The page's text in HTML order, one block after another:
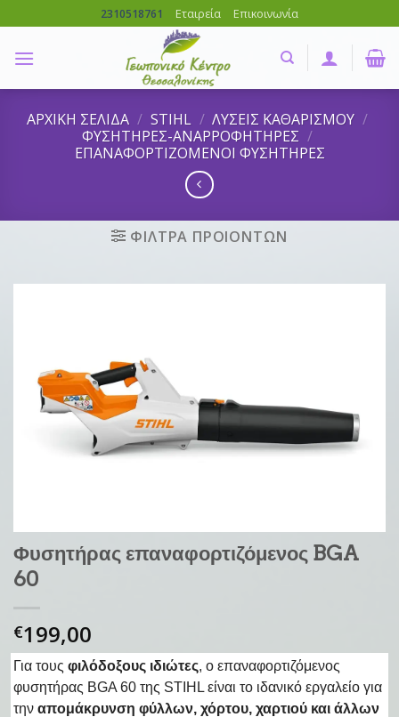
to
content
2310518761 Εταιρεία Επικοινωνία
ΑΡΧΙΚΗ ΣΕΛΙΔΑ / STIHL / ΛΥΣΕΙΣ ΚΑΘΑΡΙΣΜΟΥ /
ΦΥΣΗΤΗΡΕΣ-ΑΝΑΡΡΟΦΗΤΗΡΕΣ /
ΕΠΑΝΑΦΟΡΤΙΖΟΜΕΝΟΙ ΦΥΣΗΤΗΡΕΣ
ΦΙΛΤΡΑ ΠΡΟΙΟΝΤΩΝ
Φυσητήρας επαναφορτιζόμενος BGA
60
€199,00
Για τους φιλόδοξους ιδιώτες, ο επαναφορτιζόμενος
φυσητήρας BGA 60 της STIHL είναι το ιδανικό εργαλείο για
την απομάκρυνση φύλλων, χόρτου, χαρτιού και άλλων